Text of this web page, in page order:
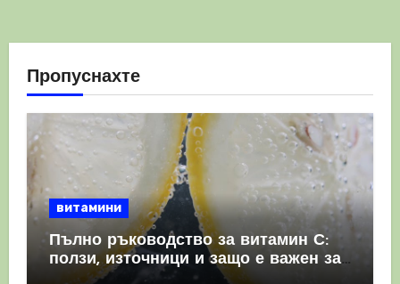
Пропуснахте
витамини
Пълно ръководство за витамин С:
ползи, източници и защо е важен за
имунната система